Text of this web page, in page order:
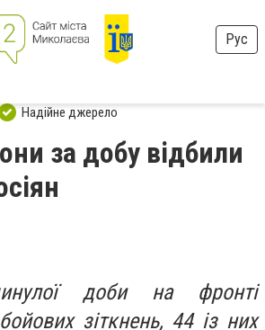
Рус
Надійне джерело
за добу відбили
доби на фронті
зіткнень, 44 із них